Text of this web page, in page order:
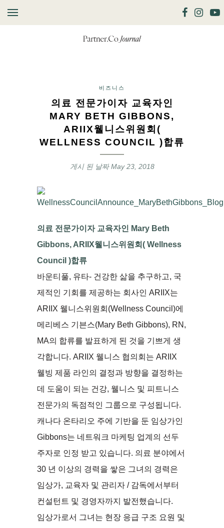
비즈니스
의료 전문가이자 교육자인
MARY BETH GIBBONS,
ARIIX웰니스위원회(
WELLNESS COUNCIL )합류
게시 된 날짜May 23, 2018
의료 전문가이자 교육자인 Mary Beth
Gibbons, ARIIX웰니스위원회( Wellness
Council )합류
바운티풀, 유타- 건강한 삶을 추구하고, 국
제적인 기회를 제공하는 회사인 ARIIX는
ARIIX 웰니스위원회(Wellness Council)에
메리베스 기븐스(Mary Beth Gibbons), RN,
MA의 합류를 발표하게 된 것을 기쁘게 생
각합니다. ARIIX 웰니스 협의회는 ARIIX
웰빙 제품 라인의 결정과 방향을 결정하는
데 도움이 되는 건강, 웰니스 및 피트니스
전문가의 독점적인 그룹으로 구성됩니다.
캐나다 온타리오 주에 기반을 둔 임상가인
Gibbons는 네트워크 마케팅 업계의 선두
주자로 인정 받고 있습니다. 의료 분야에서
30 년 이상의 경력을 쌓은 그녀의 경력은
임상가, 교육자 및 관리자 / 감독에서부터
컨설턴트 및 경영자까지 발전했습니다.
임상가로서 그녀는 현장 응급 구조 요원 및